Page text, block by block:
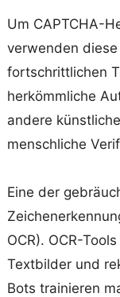
Um CAPTCHA-
verwenden
fortschrittlichen
herkömmliche
andere
menschliche
Eine der
OCR). OCR-
Textbilder und
Bots trainieren